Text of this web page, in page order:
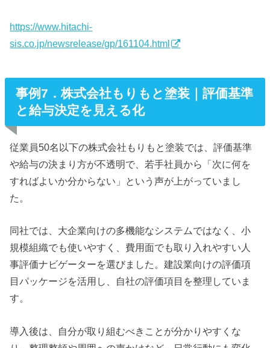
https://www.hitachi-
sis.co.jp/newsrelease/gp/161104.html
事例7．株式会社もりもと塗装｜評価基準
と給与決定を見える化
従業員50名以下の株式会社もりもと塗装では、評価基準
や給与の決まり方が不透明で、若手社員から「次に何を
すればよいか分からない」という声が上がっていまし
た。
同社では、大企業向けの多機能なシステムではなく、小
規模組織でも使いやすく、費用面でも取り入れやすい人
事評価ナビゲーターを選びました。建設業向けの評価項
目パッケージを活用し、自社の評価項目を整理していま
す。
導入後は、自分が取り組むべきことが分かりやすくな